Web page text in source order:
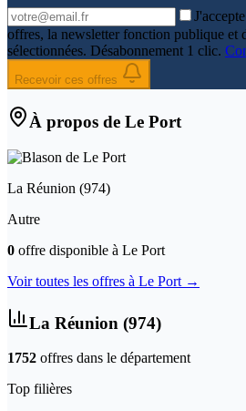
offres, la newsletter fonction publique et
sélectionnées. Désabonnement 1 clic.
Recevoir ces offres
À propos de Le Port
La Réunion (974)
Autre
0 offre disponible à Le Port
Voir toutes les offres à Le Port →
La Réunion (974)
1752 offres dans le département
Top filières